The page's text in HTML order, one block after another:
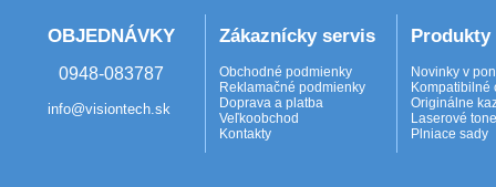
OBJEDNÁVKY
0948-083787
info@visiontech.sk
Zákaznícky servis
Obchodné podmienky
Reklamačné podmienky
Doprava a platba
Veľkoobchod
Kontakty
Produkty
Novinky v
Kompatibilné
Originálne
Laserové
Plniace sady